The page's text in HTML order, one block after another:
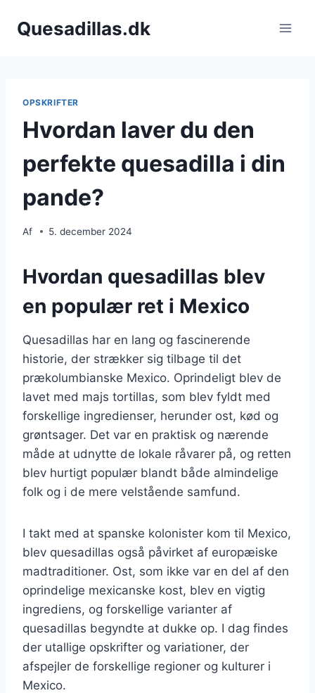
Quesadillas.dk
OPSKRIFTER
Hvordan laver du den
perfekte quesadilla i din
pande?
Af 5. december 2024
Hvordan quesadillas blev
en populær ret i Mexico
Quesadillas har en lang og fascinerende
historie, der strækker sig tilbage til det
prækolumbianske Mexico. Oprindeligt blev de
lavet med majs tortillas, som blev fyldt med
forskellige ingredienser, herunder ost, kød og
grøntsager. Det var en praktisk og nærende
måde at udnytte de lokale råvarer på, og retten
blev hurtigt populær blandt både almindelige
folk og i de mere velstående samfund.
I takt med at spanske kolonister kom til Mexico,
blev quesadillas også påvirket af europæiske
madtraditioner. Ost, som ikke var en del af den
oprindelige mexicanske kost, blev en vigtig
ingrediens, og forskellige varianter af
quesadillas begyndte at dukke op. I dag findes
der utallige opskrifter og variationer, der
afspejler de forskellige regioner og kulturer i
Mexico.